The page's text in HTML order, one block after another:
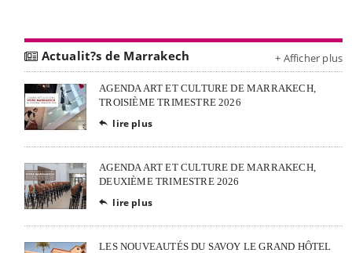
Actualit?s de Marrakech + Afficher plus
AGENDA ART ET CULTURE DE MARRAKECH,
TROISIÈME TRIMESTRE 2026
 lire plus
AGENDA ART ET CULTURE DE MARRAKECH,
DEUXIÈME TRIMESTRE 2026
 lire plus
LES NOUVEAUTÉS DU SAVOY LE GRAND HÔTEL